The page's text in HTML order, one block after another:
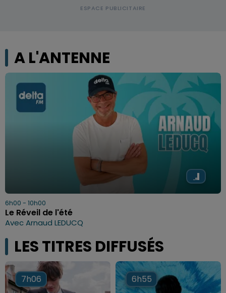
A L'ANTENNE
6h00 - 10h00
Le Réveil de l'été
Avec Arnaud LEDUCQ
LES TITRES DIFFUSÉS
7h06
7h06 6h55
6h55